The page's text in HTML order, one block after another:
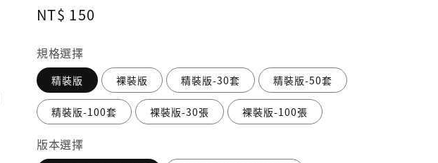
Regular
NT$ 150
規格選擇
精裝版 裸裝版 精裝版-30套 精裝版-50套
精裝版-100套 裸裝版-30張 裸裝版-100張
版本選擇